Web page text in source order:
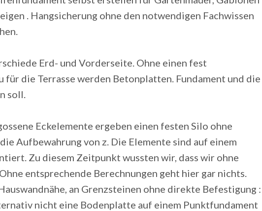
. Hangsicherung ohne den notwendigen Fachwissen
Erd- und Vorderseite. Ohne einen fest
die Terrasse werden Betonplatten. Fundament und die
soll.
Eckelemente ergeben einen festen Silo ohne
Aufbewahrung von z. Die Elemente sind auf einem
Zu diesem Zeitpunkt wussten wir, dass wir ohne
entsprechende Berechnungen geht hier gar nichts.
an Grenzsteinen ohne direkte Befestigung :
nicht eine Bodenplatte auf einem Punktfundament